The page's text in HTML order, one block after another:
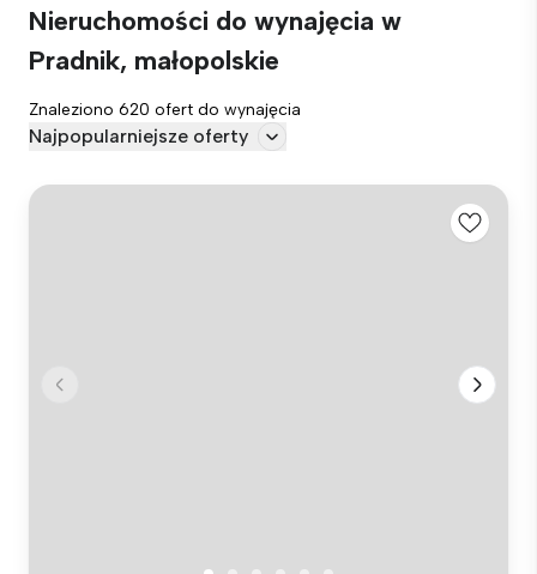
Nieruchomości do wynajęcia w
Pradnik, małopolskie
Znaleziono 620 ofert do wynajęcia
Najpopularniejsze oferty